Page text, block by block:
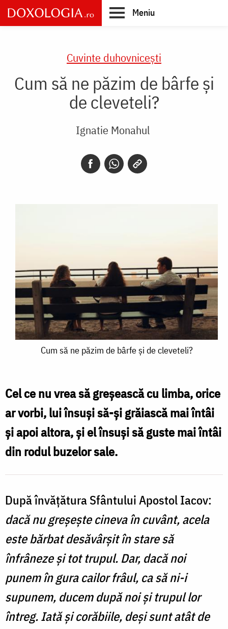
Skip
to
main
Meniu
Cuvinte duhovnicești
Cum să ne păzim de bârfe și
de cleveteli?
Ignatie Monahul
păzim
de
bârfe
și
de
cleveteli?
Cum să ne păzim de bârfe și de cleveteli?
Cel ce nu vrea să greşească cu limba, orice
ar vorbi, lui însuşi să-şi grăiască mai întâi
şi apoi altora, şi el însuşi să guste mai întâi
din rodul buzelor sale.
După învăţătura Sfântului Apostol Iacov:
dacă nu greşeşte cineva în cuvânt, acela
este bărbat desăvârşit în stare să
înfrâneze şi tot trupul. Dar, dacă noi
punem în gura cailor frâul, ca să ni-i
supunem, ducem după noi şi trupul lor
întreg. Iată şi corăbiile, deşi sunt atât de